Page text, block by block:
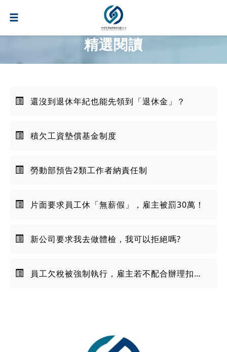
精選閱讀
還沒到退休年紀也能先領到「退休金」？
積欠工資墊償基金制度
勞動部預告2類工作者納責任制
片面要求員工休「無薪假」，雇主被罰30萬！
新公司要求我去做體檢，我可以拒絕嗎?
員工欠稅被強制執行，雇主若不配合辦理扣薪，公司行號的財產恐遭強制執行！